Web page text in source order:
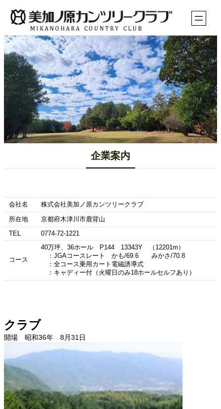
ス
キ
ッ
プ
企業案内
会社名 株式会社美加ノ原カンツリークラブ
所在地 京都府木津川市鹿背山
TEL 0774-72-1221
コース
40万坪、36ホール P144 13343Y （12201m）
：JGAコースレート かも/69.6 みかさ/70.8
：全コース乗用カート電磁誘導式
：キャディー付（火曜日のみ18ホールセルフあり）
クラブ
開場 昭和36年 8月31日